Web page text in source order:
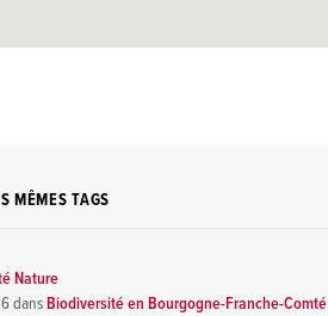
MÊMES TAGS
Nature
dansBiodiversité en Bourgogne-Franche-Comté